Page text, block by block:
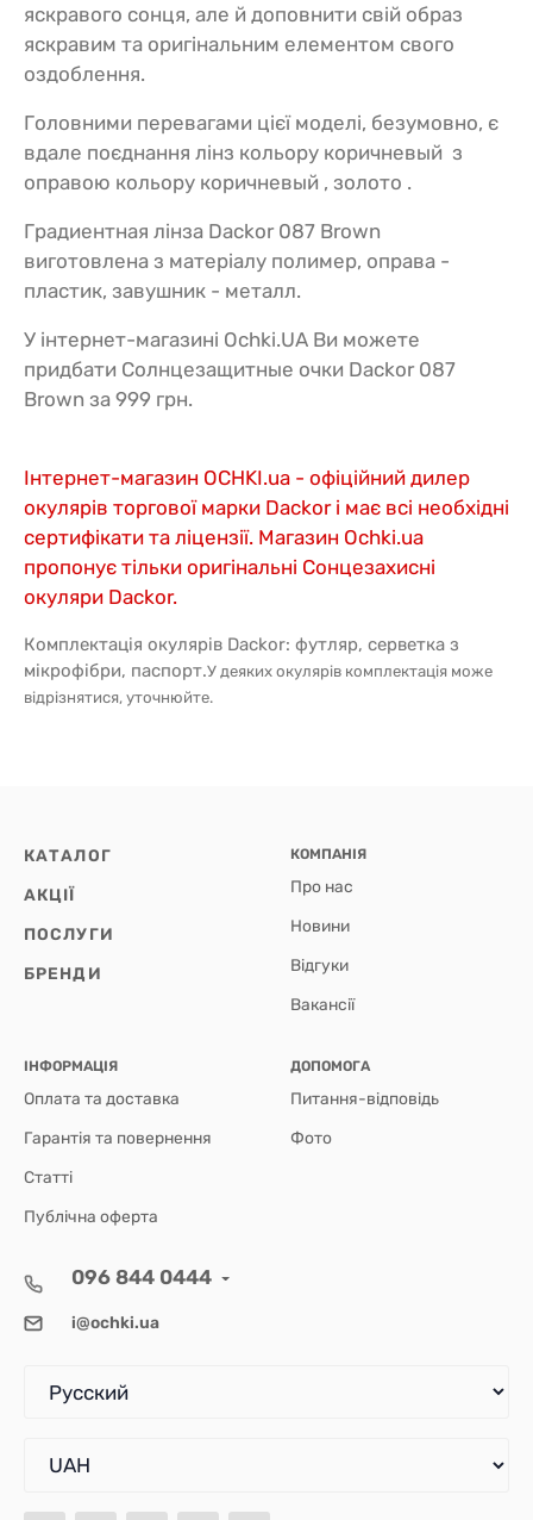
яскравого сонця, але й доповнити свій образ
яскравим та оригінальним елементом свого
оздоблення.
Головними перевагами цієї моделі, безумовно, є
вдале поєднання лінз кольору коричневый з
оправою кольору коричневый , золото .
Градиентная лінза Dackor 087 Brown
виготовлена з матеріалу полимер, оправа -
пластик, завушник - металл.
У інтернет-магазині Ochki.UA Ви можете
придбати Солнцезащитные очки Dackor 087
Brown за 999 грн.
Інтернет-магазин OCHKI.ua - офіційний дилер
окулярів торгової марки Dackor і має всі необхідні
сертифікати та ліцензії. Магазин Ochki.ua
пропонує тільки оригінальні Сонцезахисні
окуляри Dackor.
Комплектація окулярів Dackor: футляр, серветка з
мікрофібри, паспорт.У деяких окулярів комплектація може
відрізнятися, уточнюйте.
КАТАЛОГ
АКЦІЇ
ПОСЛУГИ
БРЕНДИ
КОМПАНІЯ
Про нас
Новини
Відгуки
Вакансії
ІНФОРМАЦІЯ
Оплата та доставка
Гарантія та повернення
Статті
Публічна оферта
ДОПОМОГА
Питання-відповідь
Фото
096 844 0444
i@ochki.ua